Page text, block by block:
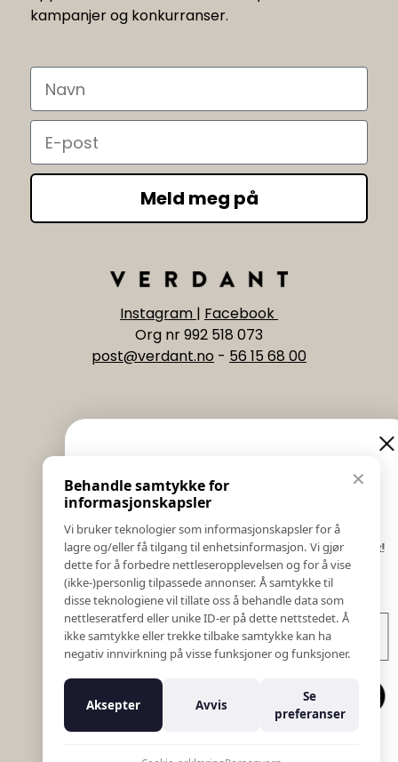
kampanjer og konkurranser.
Navn
Email
Meld meg på
Instagram | Facebook
Org nr 992 518 073
post@verdant.no - 56 15 68 00
Informasjon
Salgs & Leveringsbetingelser
Registrer reklamasjon eller retur
Kontakt Oss
Bildebank
Følg Oss
Prislister
Etiske Retningslinjer
Åpenhetsloven
Ansatte
Varsling om kritikkverdige forhold
K18 Kurkalkulator
✕
Behandle samtykke for
informasjonskapsler
Vi bruker teknologier som informasjonskapsler for å
lagre og/eller få tilgang til enhetsinformasjon. Vi gjør
dette for å forbedre nettleseropplevelsen og for å vise
(ikke-)personlig tilpassede annonser. Å samtykke til
disse teknologiene vil tillate oss å behandle data som
nettleseratferd eller unike ID-er på dette nettstedet. Å
ikke samtykke eller trekke tilbake samtykke kan ha
negativ innvirkning på visse funksjoner og funksjoner.
Aksepter Avvis
Se
preferanser
Eksklusive nyheter og
tilbud
Meld deg på vårt nyhetsbrev og hold deg oppdatert!
Her får du innblikk i nyheter, kampanjer og
konkurranser.
E-post